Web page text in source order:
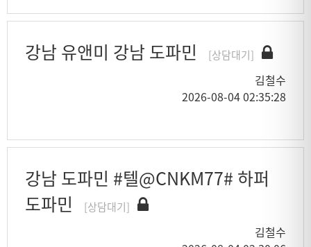
강남 유앤미 강남 도파민 [상담대기]
김철수
2026-08-04 02:35:28
강남 도파민 #텔@CNKM77# 하퍼
도파민
[상담대기]
김철수